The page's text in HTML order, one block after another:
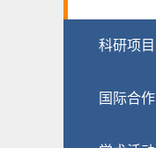
科研项目
国际合作